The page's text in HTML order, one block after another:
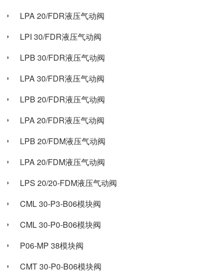
LPA 20/FDR液压气动阀
LPI 30/FDR液压气动阀
LPB 30/FDR液压气动阀
LPA 30/FDR液压气动阀
LPB 20/FDR液压气动阀
LPA 20/FDR液压气动阀
LPB 20/FDM液压气动阀
LPA 20/FDM液压气动阀
LPS 20/20-FDM液压气动阀
CML 30-P3-B06模块阀
CML 30-P0-B06模块阀
P06-MP 38模块阀
CMT 30-P0-B06模块阀